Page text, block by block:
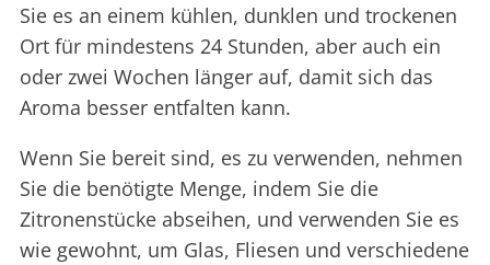
Sie es an einem kühlen, dunklen und trockenen
Ort für mindestens 24 Stunden, aber auch ein
oder zwei Wochen länger auf, damit sich das
Aroma besser entfalten kann.
Wenn Sie bereit sind, es zu verwenden, nehmen
Sie die benötigte Menge, indem Sie die
Zitronenstücke abseihen, und verwenden Sie es
wie gewohnt, um Glas, Fliesen und verschiedene